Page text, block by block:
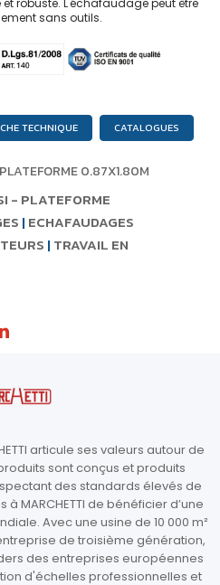
robuste. L'échafaudage peut être
sans outils.
0.87X1.80M
- PLATEFORME
| ECHAFAUDAGES
| TRAVAIL EN
TECHNIQUE CATALOGUES
articule ses valeurs autour de
sont conçus et produits
des standards élevés de
MARCHETTI de bénéficier d’une
Avec une usine de 10 000 m²
de troisième génération,
des entreprises européennes
d'échelles professionnelles et